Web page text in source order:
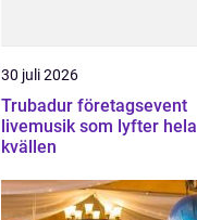
30 juli 2026
Trubadur företagsevent
livemusik som lyfter hela
kvällen